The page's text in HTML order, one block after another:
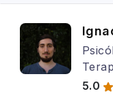
5.0